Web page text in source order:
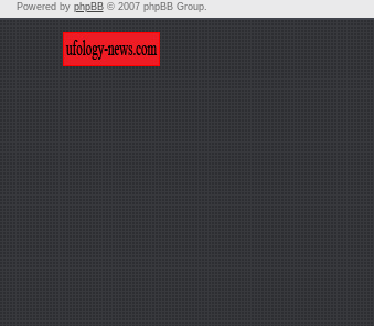
Powered by phpBB© 2007 phpBB Group.